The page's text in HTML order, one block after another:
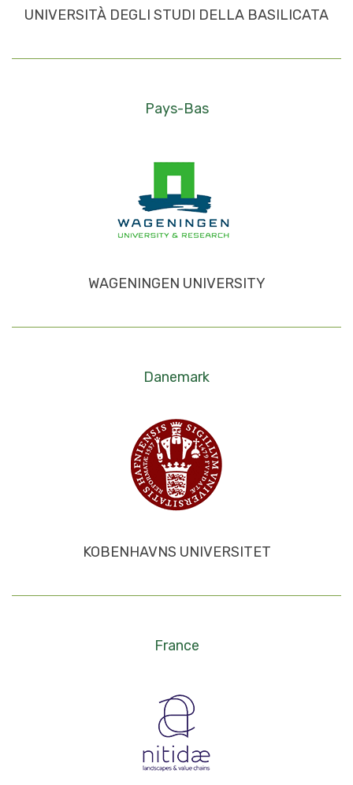
UNIVERSITÀ DEGLI STUDI DELLA BASILICATA
Pays-Bas
WAGENINGEN UNIVERSITY
Danemark
KOBENHAVNS UNIVERSITET
France